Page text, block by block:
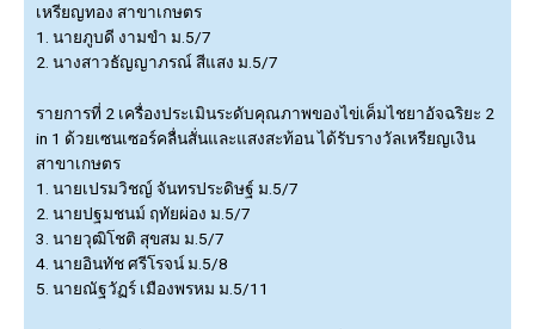
เหรียญทอง สาขาเกษตร
1. นายภูบดี งามขำ ม.5/7
2. นางสาวธัญญาภรณ์ สีแสง ม.5/7
รายการที่ 2 เครื่องประเมินระดับคุณภาพของไข่เค็มไชยาอัจฉริยะ 2
in 1 ด้วยเซนเซอร์คลื่นสั่นและแสงสะท้อน ได้รับรางวัลเหรียญเงิน
สาขาเกษตร
1. นายเปรมวิชญ์ จันทรประดิษฐ์ ม.5/7
2. นายปฐมชนม์ ฤทัยผ่อง ม.5/7
3. นายวุฒิโชติ สุขสม ม.5/7
4. นายอินทัช ศรีโรจน์ ม.5/8
5. นายณัฐวัฏร์ เมืองพรหม ม.5/11